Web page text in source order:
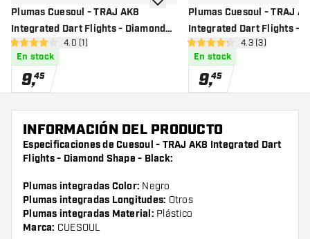
Plumas Cuesoul - TRAJ AK8
Integrated Dart Flights - Diamond
Shape - Yellowabrir panel de reseñas
4 estrellas de puntuación
4.0 (1)
En stock
9,45
añadir a la lista de deseos
Plumas Cuesoul - TRAJ
Integrated Dart Flights -
Shape - Whiteabrir panel de
4.3 estrellas de puntuación
4.3 (3)
En stock
9,45
INFORMACIÓN DEL PRODUCTO
Especificaciones de Cuesoul - TRAJ AK8 Integrated Dart
Flights - Diamond Shape - Black:
Plumas integradas Color: Negro
Plumas integradas Longitudes: Otros
Plumas integradas Material: Plástico
Marca: CUESOUL